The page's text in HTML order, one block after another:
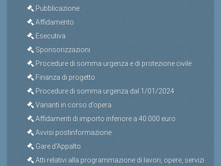
Pubblicazione
Affidamento
Esecutiva
Sponsorizzazioni
Procedure di somma urgenza e di protezione civile
Finanza di progetto
Procedure di somma urgenza dal 1/01/2024
Varianti in corso d’opera
Affidamenti di importo inferiore a 40.000 euro
Avvisi postinformazione
Gare d'Appalto
Atti relativi alla programmazione di lavori, opere, servizi